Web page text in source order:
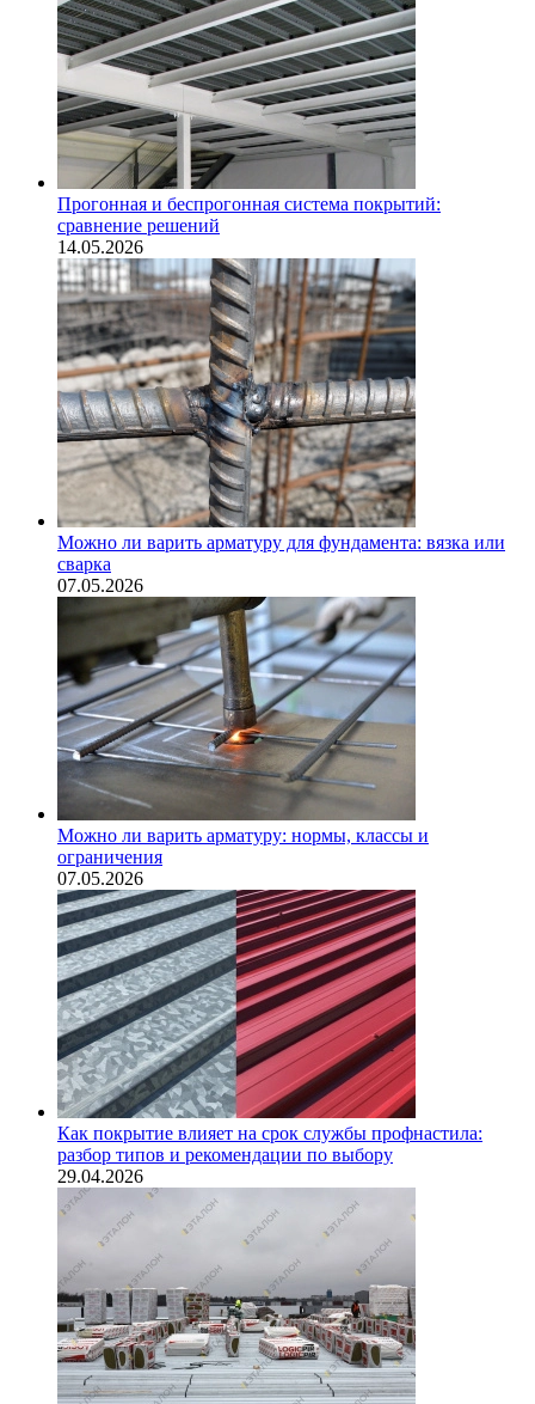
Прогонная и беспрогонная система покрытий:
сравнение решений
14.05.2026
Можно ли варить арматуру для фундамента: вязка или
сварка
07.05.2026
Можно ли варить арматуру: нормы, классы и
ограничения
07.05.2026
Как покрытие влияет на срок службы профнастила:
разбор типов и рекомендации по выбору
29.04.2026